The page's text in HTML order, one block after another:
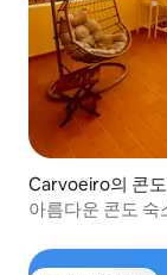
Carvoeiro의 콘
아름다운 콘도 숙